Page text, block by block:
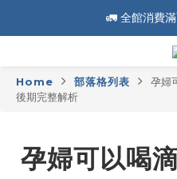
🚛 全館消費
🚛 全館消費
📣 加入會員
🚛 全館消費
Home 部落格列表
孕婦
後期完整解析
孕婦可以喝